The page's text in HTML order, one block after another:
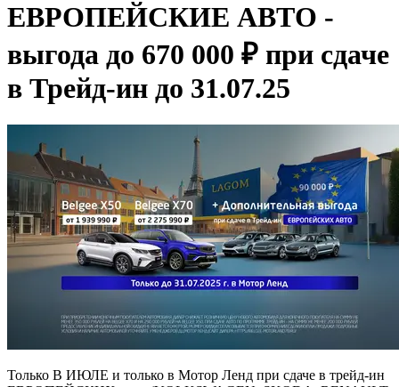
ЕВРОПЕЙСКИЕ АВТО -
выгода до 670 000 ₽ при сдаче
в Трейд-ин до 31.07.25
Только В ИЮЛЕ и только в Мотор Ленд при сдаче в трейд-ин